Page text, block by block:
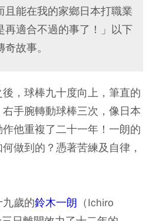
且能在我的家鄉日本打職業
再適合不過的事了！」以下
故事。
，球棒九十度向上，筆直的
手腕轉動球棒三次，像日本
他重複了二十一年！一朗的
做到的？憑著苦練及自律，
歲的鈴木一朗 （Ichiro